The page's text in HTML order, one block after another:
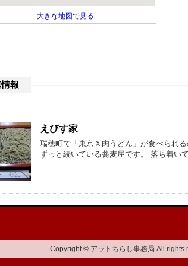
大きな地図で見る
報
えびす家
瑞穂町で「東京Ｘ肉うどん」が食べられ
ずっと続いている蕎麦屋です。 落ち着い
Copyright © アットちらし事務局 All rights